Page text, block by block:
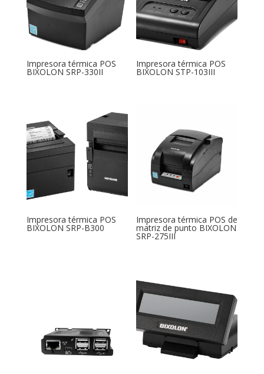
Impresora térmica POS
BIXOLON SRP-330II
Impresora térmica POS
BIXOLON STP-103III
Impresora térmica POS
BIXOLON SRP-B300
Impresora térmica POS de
matriz de punto BIXOLON
SRP-275III